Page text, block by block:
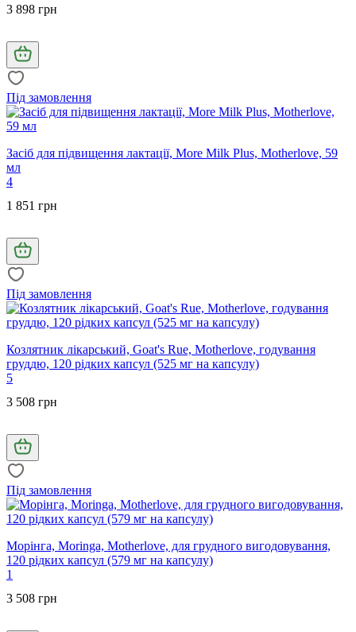
3 898 грн
Під замовлення
Засіб для підвищення лактації, More Milk Plus, Motherlove, 59
мл
4
1 851 грн
Під замовлення
Козлятник лікарський, Goat's Rue, Motherlove, годування
груддю, 120 рідких капсул (525 мг на капсулу)
5
3 508 грн
Під замовлення
Морінга, Moringa, Motherlove, для грудного вигодовування,
120 рідких капсул (579 мг на капсулу)
1
3 508 грн